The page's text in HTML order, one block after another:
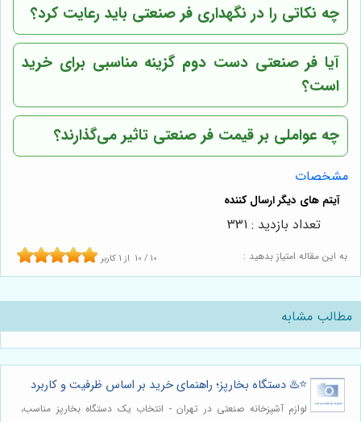
چه نکاتی را در نگهداری فر صنعتی باید رعایت کرد؟
آیا فر صنعتی دست دوم گزینه مناسبی برای خرید
است؟
چه عواملی بر قیمت فر صنعتی تاثیر می‌گذارند؟
مشخصات
به این مقاله امتیاز بدهید : 10 / 10 از 1 کاربر
تعداد بازدید : 331
مطالب مشابه
⭐️♨️ دستگاه بخارپز؛ راهنمای خرید بر اساس ظرفیت و کاربرد
لوازم آشپزخانه صنعتی در تهران - انتخاب یک دستگاه بخارپز مناسب،